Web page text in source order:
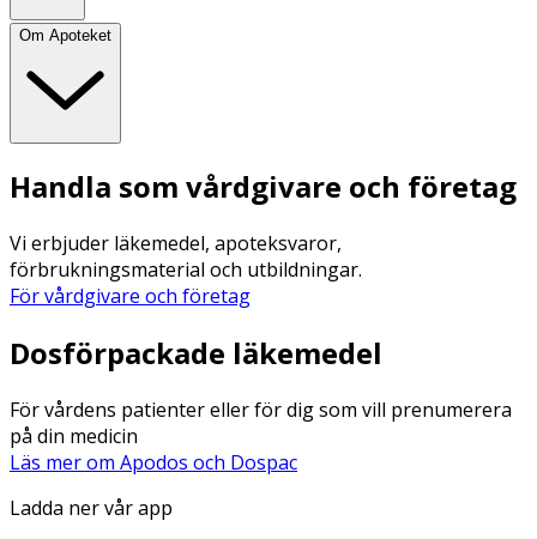
Om Apoteket
Handla som vårdgivare och företag
Vi erbjuder läkemedel, apoteksvaror,
förbrukningsmaterial och utbildningar.
För vårdgivare och företag
Dosförpackade läkemedel
För vårdens patienter eller för dig som vill prenumerera
på din medicin
Läs mer om Apodos och Dospac
Ladda ner vår app